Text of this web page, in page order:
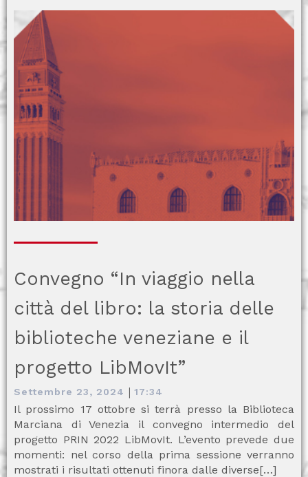
Convegno “In viaggio nella
città del libro: la storia delle
biblioteche veneziane e il
progetto LibMovIt”
Settembre 23, 2024 | 17:34
Il prossimo 17 ottobre si terrà presso la Biblioteca
Marciana di Venezia il convegno intermedio del
progetto PRIN 2022 LibMovIt. L’evento prevede due
momenti: nel corso della prima sessione verranno
mostrati i risultati ottenuti finora dalle diverse[…]